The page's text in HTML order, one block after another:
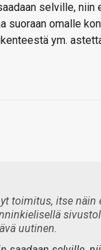
selville,
suoraan omalle
ym.
toimitus, itse
uutinen.